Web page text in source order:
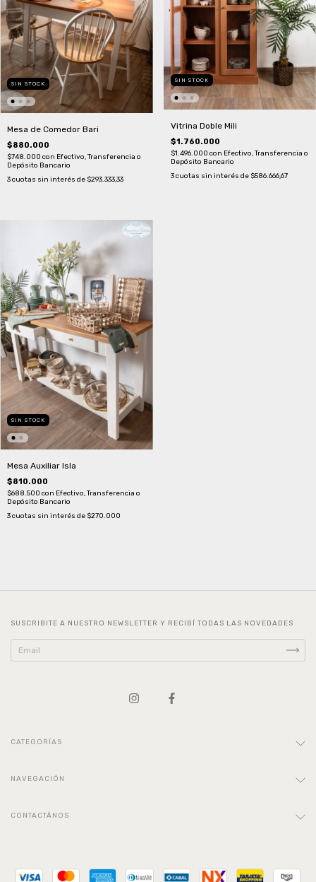
SIN STOCK
Mesa de Comedor Bari
$880.000
$748.000 con Efectivo, Transferencia o
Depósito Bancario
3cuotas sin interés de $293.333,33
SIN STOCK
Vitrina Doble Mili
$1.760.000
$1.496.000 con Efectivo, Transferencia o
Depósito Bancario
3 cuotas sin interés de $586.666,67
SIN STOCK
Mesa Auxiliar Isla
$810.000
$688.500 con Efectivo, Transferencia o
Depósito Bancario
3cuotas sin interés de $270.000
SUSCRIBITE A NUESTRO NEWSLETTER Y RECIBÍ TODAS LAS NOVEDADES
CATEGORÍAS
NAVEGACIÓN
CONTACTÁNOS